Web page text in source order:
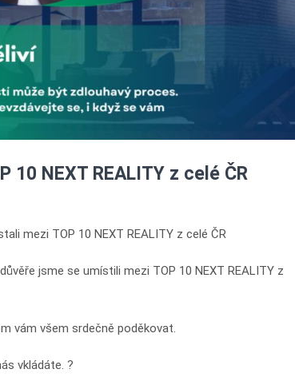
10 NEXT REALITY z celé ČR
mezi TOP 10 NEXT REALITY z celé ČR
jsme se umístili mezi TOP 10 NEXT REALITY z
vám všem srdečně poděkovat.
vkládáte. ?